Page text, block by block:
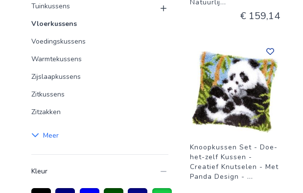
Tuinkussens
Vloerkussens
Voedingskussens
Warmtekussens
Zijslaapkussens
Zitkussens
Zitzakken
Meer
Kleur
Natuurlij...
€ 159,14
Knoopkussen Set - Doe-
het-zelf Kussen -
Creatief Knutselen - Met
Panda Design - ...